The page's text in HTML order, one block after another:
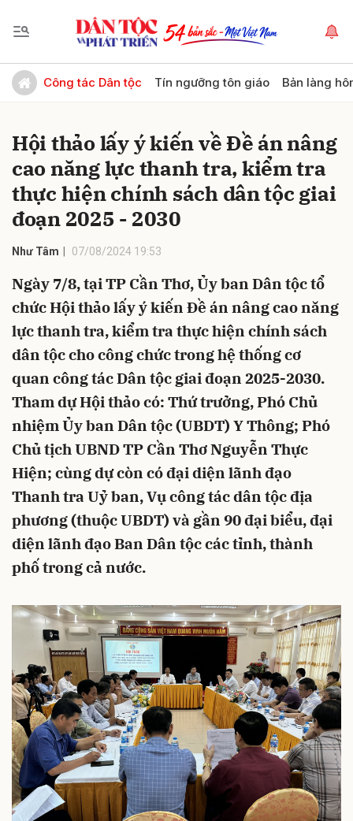
Công tác Dân tộc Tín ngưỡng tôn giáo Bản làng
Hội thảo lấy ý kiến về Đề án nâng
cao năng lực thanh tra, kiểm tra
thực hiện chính sách dân tộc giai
đoạn 2025 - 2030
Như Tâm 07/08/2024 19:53
Ngày 7/8, tại TP Cần Thơ, Ủy ban Dân tộc tổ
chức Hội thảo lấy ý kiến Đề án nâng cao năng
lực thanh tra, kiểm tra thực hiện chính sách
dân tộc cho công chức trong hệ thống cơ
quan công tác Dân tộc giai đoạn 2025-2030.
Tham dự Hội thảo có: Thứ trưởng, Phó Chủ
nhiệm Ủy ban Dân tộc (UBDT) Y Thông; Phó
Chủ tịch UBND TP Cần Thơ Nguyễn Thực
Hiện; cùng dự còn có đại diện lãnh đạo
Thanh tra Uỷ ban, Vụ công tác dân tộc địa
phương (thuộc UBDT) và gần 90 đại biểu, đại
diện lãnh đạo Ban Dân tộc các tỉnh, thành
phố trong cả nước.
Gửi bình luận